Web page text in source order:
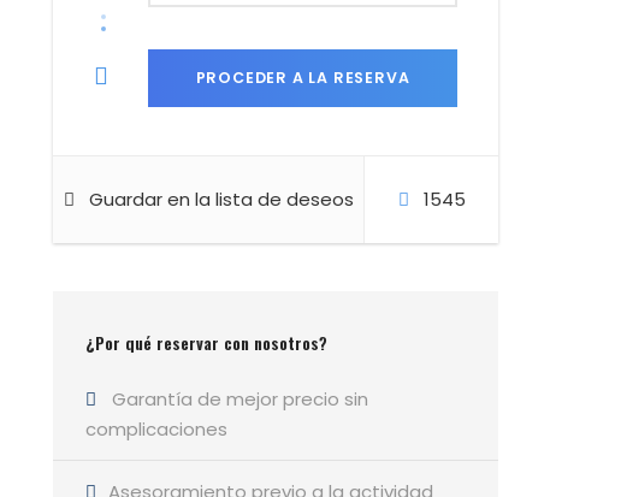
Guardar en la lista de deseos 1545
¿Por qué reservar con nosotros?
Garantía de mejor precio sin
complicaciones
Asesoramiento previo a la actividad